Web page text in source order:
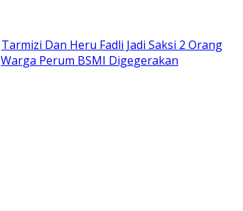
Tarmizi Dan Heru Fadli Jadi Saksi 2 Orang
Warga Perum BSMI Digegerakan